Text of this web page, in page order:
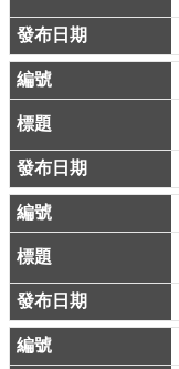
見
問
答
雙
語
詞
彙
臺
北
通